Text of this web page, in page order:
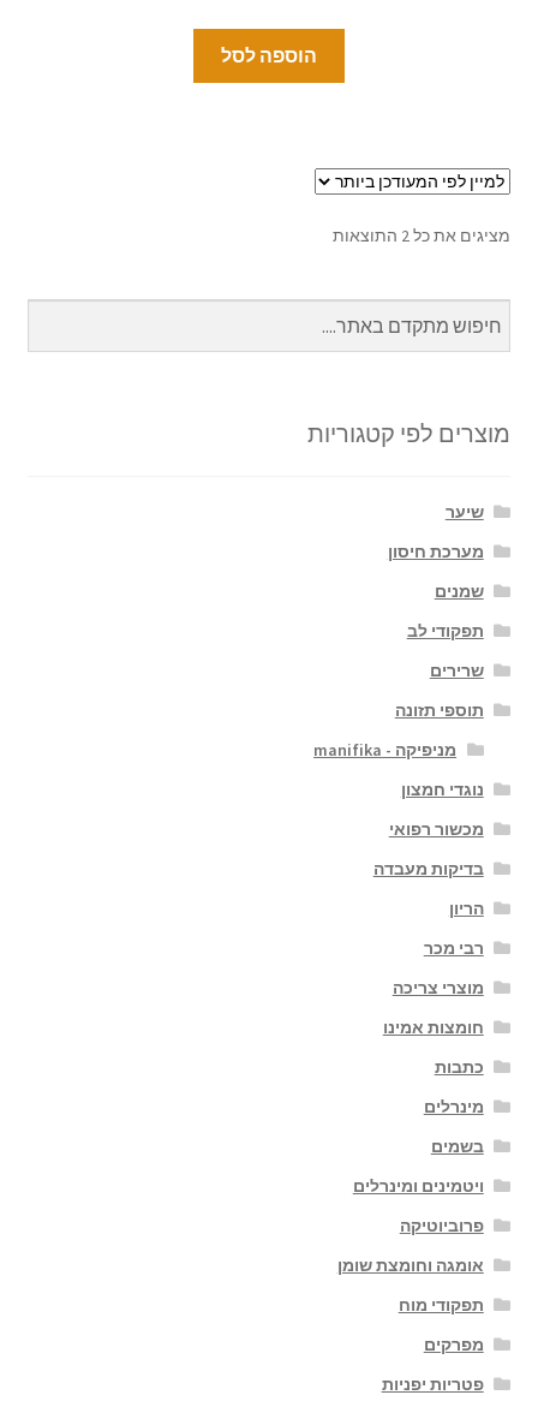
הוספה לסל
מציגים את כל ⁦2⁩ התוצאות
מוצרים לפי קטגוריות
שיער
מערכת חיסון
שמנים
תפקודי לב
שרירים
תוספי תזונה
מניפיקה - manifika
נוגדי חמצון
מכשור רפואי
בדיקות מעבדה
הריון
רבי מכר
מוצרי צריכה
חומצות אמינו
כתבות
מינרלים
בשמים
ויטמינים ומינרלים
פרוביוטיקה
אומגה וחומצת שומן
תפקודי מוח
מפרקים
פטריות יפניות